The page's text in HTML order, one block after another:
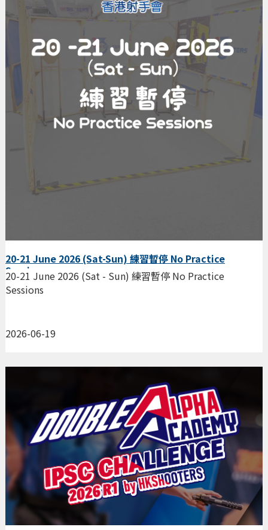
20-21 June 2026 (Sat-Sun) 練習暫停 No Practice
Sessions
2026-06-19
20-21 June 2026 (Sat - Sun) 練習暫停 No Practice
Sessions